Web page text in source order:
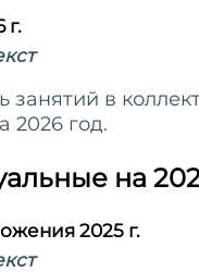
г.
занятий в
2026 год.
на
2025 г.